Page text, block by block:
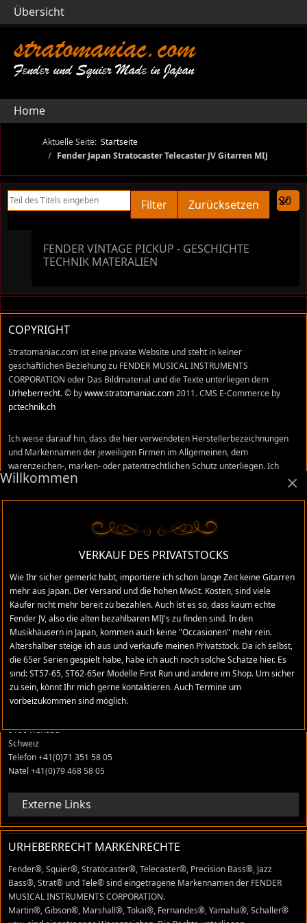
stratomaniac.com
Fender und Squier Made in Japan
Home
Aktuelle Seite: Startseite
Fender Japan Stratocaster Telecaster JV Gitarren MIJ
Teil des Titels eingeben
Filter Zurücksetzen
FENDER VINTAGE PICKUP - GESCHICHTE
TECHNIK MATERALIEN
COPYRIGHT
Stratomaniac.com ist eine private Website und steht in keiner
geschäftlichen Beziehung zu FENDER MUSICAL INSTRUMENTS
CORPORATION oder Das Bildmaterial und die Texte unterliegen dem
Urheberrecht. © bywww.stratomaniac.com2011. CMS E-Commerce by
pctechnik.ch
Ich weise darauf hin, dass die hier verwendeten Herstellerbezeichnungen
und Markennamen der jeweiligen Firmen im Allgemeinen, dem
warenzeichen-, marken- oder patentrechtlichen Schutz unterliegen. Ich
stehe in keinem Zusammenhang mit diesen Firmen und Namen und alle
angeeignet habe. Trotz sorgfältigster Prüfung können sich Irrtümer,
Verwechslungen oder Fehler eingeschlichen haben. Ich übernehme keine
Verantwortung für absolute Richtigkeit aller Angaben, die auf dieser Website
Administratives
ADRESSE
stratomaniac.com
René Grüter
9100 Herisau
Schweiz
Telefon +41(0)71 351 58 05
Natel +41(0)79 468 58 05
Externe Links
URHEBERRECHT MARKENRECHTE
Fender®, Squier®, Stratocaster®, Telecaster®, Precision Bass®, Jazz
Bass®, Strat® und Tele® sind eingetragene Markennamen der FENDER
MUSICAL INSTRUMENTS CORPORATION.
Martin®, Gibson®, Marshall®, Tokai®, Fernandes®, Yamaha®, Schaller®
×
Willkommen
VERKAUF DES PRIVATSTOCKS
Wie Ihr sicher gemerkt habt, importiere ich schon lange Zeit keine Gitarren
mehr aus Japan. Der Versand und die hohen MwSt. Kosten, sind viele
Käufer nicht mehr bereit zu bezahlen. Auch ist es so, dass kaum echte
Fender JV, also die alten bezahlbaren MIJ's zu finden sind. In den
Musikhäusern in Japan, kommen auch keine "Occasionen" mehr rein.
Altershalber steige ich aus und verkaufe meinen Privatstock. Da ich selbst,
die 65er Serien gespielt habe, habe ich auch noch solche Schätze hier. Es
sind: ST57-65, ST62-65er Modelle First Run und andere im Shop. Um sicher
zu sein, könnt Ihr mich gerne kontaktieren. Auch Termine um
vorbeizukommen sind möglich.
Übersicht